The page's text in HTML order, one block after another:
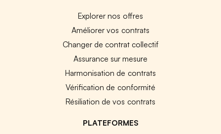
Explorer nos offres
Améliorer vos contrats
Changer de contrat collectif
Assurance sur mesure
Harmonisation de contrats
Vérification de conformité
Résiliation de vos contrats
PLATEFORMES